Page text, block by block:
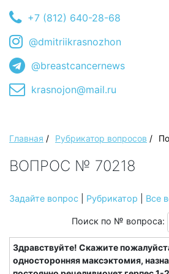
+7 (812) 640-28-68
@dmitriikrasnozhon
@breastcancernews
krasnojon@mail.ru
Главная / Рубрикатор вопросов /
ВОПРОС № 70218
Задайте вопрос Рубрикатор Все
Поиск по № вопроса:
Здравствуйте! Скажите
односторонняя максэктомия,